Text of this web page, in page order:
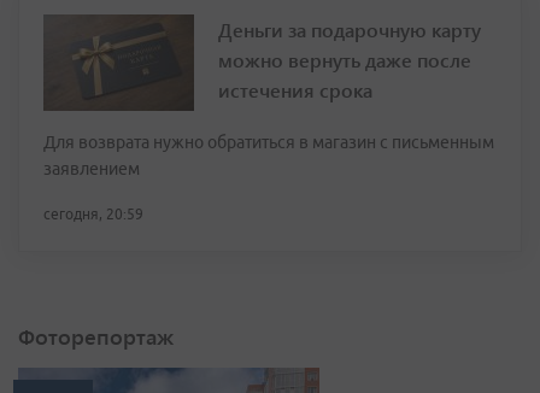
Деньги за подарочную карту
можно вернуть даже после
истечения срока
Для возврата нужно обратиться в магазин с письменным
заявлением
сегодня, 20:59
Фоторепортаж